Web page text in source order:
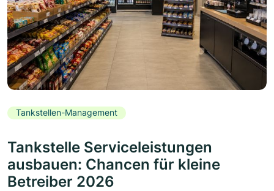
Tankstellen-Management
Tankstelle Serviceleistungen
ausbauen: Chancen für kleine
Betreiber 2026